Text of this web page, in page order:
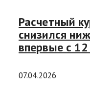
Расчетный
снизился
впервые с
07.04.2026